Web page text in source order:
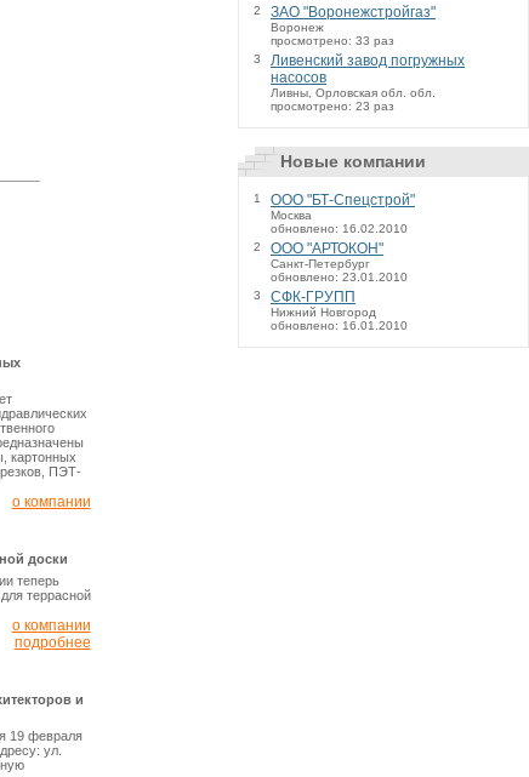
картонных
ПЭТ-
о компании
доски
теперь
террасной
о компании
подробнее
и
19 февраля
ул.
2
ЗАО "Воронежстройгаз"
Воронеж
просмотрено: 33 раз
3
Ливенский завод погружных
насосов
Ливны, Орловская обл. обл.
просмотрено: 23 раз
Новые компании
1 ООО "БТ-Спецстрой"
Москва
обновлено: 16.02.2010
2
ООО "АРТОКОН"
Санкт-Петербург
обновлено: 23.01.2010
3
СФК-ГРУПП
Нижний Новгород
обновлено: 16.01.2010